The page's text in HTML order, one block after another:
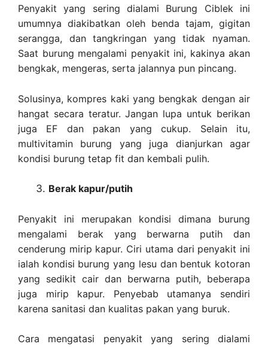
Penyakit yang sering dialami Burung Ciblek ini
umumnya diakibatkan oleh benda tajam, gigitan
serangga, dan tangkringan yang tidak nyaman.
Saat burung mengalami penyakit ini, kakinya akan
bengkak, mengeras, serta jalannya pun pincang.
Solusinya, kompres kaki yang bengkak dengan air
hangat secara teratur. Jangan lupa untuk berikan
juga EF dan pakan yang cukup. Selain itu,
multivitamin burung yang juga dianjurkan agar
kondisi burung tetap fit dan kembali pulih.
Berak kapur/putih
Penyakit ini merupakan kondisi dimana burung
mengalami berak yang berwarna putih dan
cenderung mirip kapur. Ciri utama dari penyakit ini
ialah kondisi burung yang lesu dan bentuk kotoran
yang sedikit cair dan berwarna putih, beberapa
juga mirip kapur. Penyebab utamanya sendiri
karena sanitasi dan kualitas pakan yang buruk.
Cara mengatasi penyakit yang sering dialami